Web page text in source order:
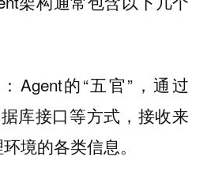
Agent的“五官”，通过
库接口等方式，接收来
境的各类信息。